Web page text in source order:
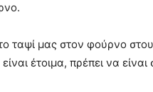
ταψί μας στον φούρνο
έτοιμα, πρέπει να